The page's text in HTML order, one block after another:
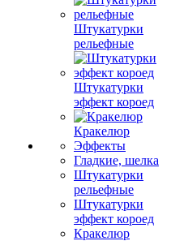
Штукатурки
рельефные
Штукатурки
эффект короед
Кракелюр
Эффекты
Гладкие, шелка
Штукатурки
рельефные
Штукатурки
эффект короед
Кракелюр